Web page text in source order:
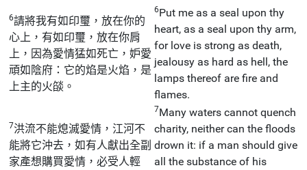
6請將我有如印璽，放在你的
心上，有如印璽，放在你肩
上，因為愛情猛如死亡，妒愛
頑如陰府：它的焰是火焰，是
上主的火燄。
6Put me as a seal upon thy
heart, as a seal upon thy arm,
for love is strong as death,
jealousy as hard as hell, the
lamps thereof are fire and
flames.
7洪流不能熄滅愛情，江河不
能將它沖去，如有人獻出全副
家產想購買愛情，必受人輕
7Many waters cannot quench
charity, neither can the floods
drown it: if a man should give
all the substance of his